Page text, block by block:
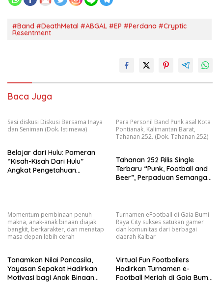
#Band #DeathMetal #ABGAL #EP #Perdana #Cryptic
Resentment
Baca Juga
Sesi diskusi Diskusi Bersama Inaya
dan Seniman (Dok. Istimewa)
Belajar dari Hulu: Pameran
“Kisah-Kisah Dari Hulu”
Angkat Pengetahuan
Para Personil Band Punk asal Kota
Pontianak, Kalimantan Barat,
Tahanan 252. (Dok. Tahanan 252)
Tahanan 252 Rilis Single
Terbaru “Punk, Football and
Beer”, Perpaduan Semangat
Momentum pembinaan penuh
makna, anak-anak binaan diajak
bangkit, berkarakter, dan menatap
masa depan lebih cerah
Tanamkan Nilai Pancasila,
Yayasan Sepakat Hadirkan
Motivasi bagi Anak Binaan
Turnamen eFootball di Gaia Bumi
Raya City sukses satukan gamer
dan komunitas dari berbagai
daerah Kalbar
Virtual Fun Footballers
Hadirkan Turnamen e-
Football Meriah di Gaia Bumi